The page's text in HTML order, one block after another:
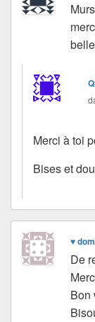
Merci à toi
Bises et
♥
De
Bon